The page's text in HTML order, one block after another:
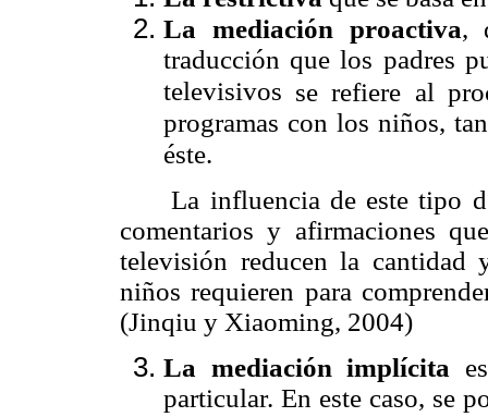
La
mediación proactiva,
traducción que los padres
televisivos se refiere al
programas con los niños,
éste.
La influencia de este tipo
comentarios y afirmaciones
televisión reducen la cantidad
niños requieren para
(Jinqiu y Xiaoming, 2004)
La mediación implícita
particular. En este caso, se